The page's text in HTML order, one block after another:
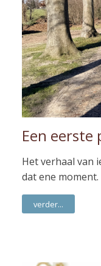
Een eerste
Het verhaal van
dat ene moment.
verder...